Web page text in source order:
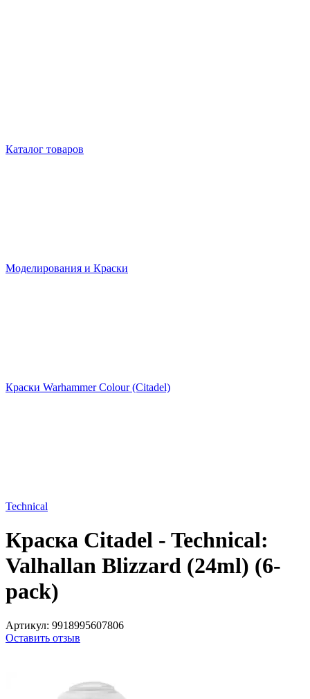
Каталог товаров
Моделирования и Краски
Краски Warhammer Colour (Citadel)
Technical
Краска Citadel - Technical:
Valhallan Blizzard (24ml) (6-
pack)
Артикул: 9918995607806
Оставить отзыв